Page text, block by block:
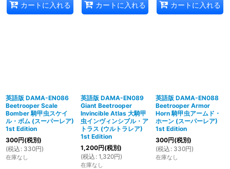
カートに入れる カートに入れる カートに入れる
英語版 DAMA-EN086
Beetrooper Scale
Bomber 騎甲虫スケイ
ル・ボム (スーパーレア)
1st Edition
300円(税別)
(税込 : 330円)
在庫なし
英語版 DAMA-EN089
Giant Beetrooper
Invincible Atlas 大騎甲
虫インヴィンシブル・ア
トラス (ウルトラレア)
1st Edition
1,200円(税別)
(税込 : 1,320円)
在庫なし
英語版 DAMA-EN088
Beetrooper Armor
Horn 騎甲虫アームド・
ホーン (スーパーレア)
1st Edition
300円(税別)
(税込 : 330円)
在庫なし